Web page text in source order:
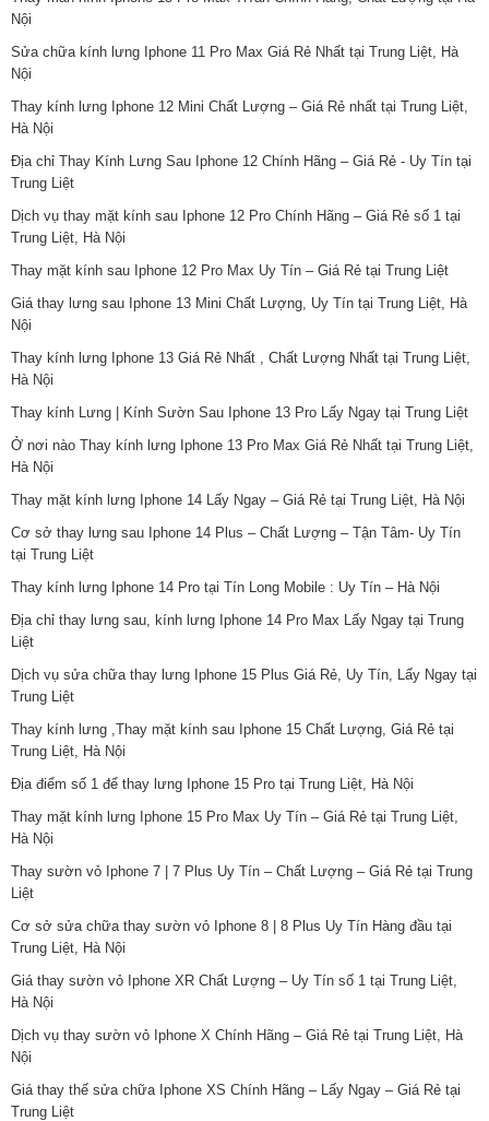
Nội
Sửa chữa kính lưng Iphone 11 Pro Max Giá Rẻ Nhất tại Trung Liệt, Hà
Nội
Thay kính lưng Iphone 12 Mini Chất Lượng – Giá Rẻ nhất tại Trung Liệt,
Hà Nội
Địa chỉ Thay Kính Lưng Sau Iphone 12 Chính Hãng – Giá Rẻ - Uy Tín tại
Trung Liệt
Dịch vụ thay mặt kính sau Iphone 12 Pro Chính Hãng – Giá Rẻ số 1 tại
Trung Liệt, Hà Nội
Thay mặt kính sau Iphone 12 Pro Max Uy Tín – Giá Rẻ tại Trung Liệt
Giá thay lưng sau Iphone 13 Mini Chất Lượng, Uy Tín tại Trung Liệt, Hà
Nội
Thay kính lưng Iphone 13 Giá Rẻ Nhất , Chất Lượng Nhất tại Trung Liệt,
Hà Nội
Thay kính Lưng | Kính Sườn Sau Iphone 13 Pro Lấy Ngay tại Trung Liệt
Ở nơi nào Thay kính lưng Iphone 13 Pro Max Giá Rẻ Nhất tại Trung Liệt,
Hà Nội
Thay mặt kính lưng Iphone 14 Lấy Ngay – Giá Rẻ tại Trung Liệt, Hà Nội
Cơ sở thay lưng sau Iphone 14 Plus – Chất Lượng – Tận Tâm- Uy Tín
tại Trung Liệt
Thay kính lưng Iphone 14 Pro tại Tín Long Mobile : Uy Tín – Hà Nội
Địa chỉ thay lưng sau, kính lưng Iphone 14 Pro Max Lấy Ngay tại Trung
Liệt
Dịch vụ sửa chữa thay lưng Iphone 15 Plus Giá Rẻ, Uy Tín, Lấy Ngay tại
Trung Liệt
Thay kính lưng ,Thay mặt kính sau Iphone 15 Chất Lượng, Giá Rẻ tại
Trung Liệt, Hà Nội
Địa điểm số 1 để thay lưng Iphone 15 Pro tại Trung Liệt, Hà Nội
Thay mặt kính lưng Iphone 15 Pro Max Uy Tín – Giá Rẻ tại Trung Liệt,
Hà Nội
Thay sườn vỏ Iphone 7 | 7 Plus Uy Tín – Chất Lượng – Giá Rẻ tại Trung
Liệt
Cơ sở sửa chữa thay sườn vỏ Iphone 8 | 8 Plus Uy Tín Hàng đầu tại
Trung Liệt, Hà Nội
Giá thay sườn vỏ Iphone XR Chất Lượng – Uy Tín số 1 tại Trung Liệt,
Hà Nội
Dịch vụ thay sườn vỏ Iphone X Chính Hãng – Giá Rẻ tại Trung Liệt, Hà
Nội
Giá thay thế sửa chữa Iphone XS Chính Hãng – Lấy Ngay – Giá Rẻ tại
Trung Liệt